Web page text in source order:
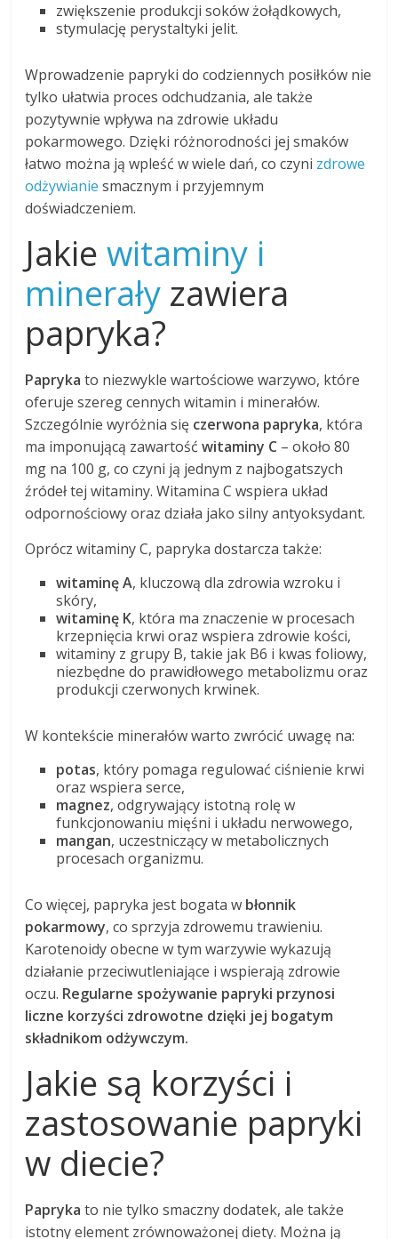
zwiększenie produkcji soków żołądkowych,
stymulację perystaltyki jelit.
Wprowadzenie papryki do codziennych posiłków nie
tylko ułatwia proces odchudzania, ale także
pozytywnie wpływa na zdrowie układu
pokarmowego. Dzięki różnorodności jej smaków
łatwo można ją wpleść w wiele dań, co czyni zdrowe
odżywianie smacznym i przyjemnym
doświadczeniem.
Jakiewitaminy i
minerały zawiera
papryka?
Papryka to niezwykle wartościowe warzywo, które
oferuje szereg cennych witamin i minerałów.
Szczególnie wyróżnia się czerwona papryka, która
ma imponującą zawartośćwitaminy C – około 80
mg na 100 g, co czyni ją jednym z najbogatszych
źródeł tej witaminy. Witamina C wspiera układ
odpornościowy oraz działa jako silny antyoksydant.
Oprócz witaminy C, papryka dostarcza także:
witaminę A, kluczową dla zdrowia wzroku i
skóry,
witaminę K, która ma znaczenie w procesach
krzepnięcia krwi oraz wspiera zdrowie kości,
witaminy z grupy B, takie jak B6 i kwas foliowy,
niezbędne do prawidłowego metabolizmu oraz
produkcji czerwonych krwinek.
W kontekście minerałów warto zwrócić uwagę na:
potas, który pomaga regulować ciśnienie krwi
oraz wspiera serce,
magnez, odgrywający istotną rolę w
funkcjonowaniu mięśni i układu nerwowego,
mangan, uczestniczący w metabolicznych
procesach organizmu.
Co więcej, papryka jest bogata w błonnik
pokarmowy, co sprzyja zdrowemu trawieniu.
Karotenoidy obecne w tym warzywie wykazują
działanie przeciwutleniające i wspierają zdrowie
oczu. Regularne spożywanie papryki przynosi
liczne korzyści zdrowotne dzięki jej bogatym
składnikom odżywczym.
Jakie są korzyści i
zastosowanie papryki
w diecie?
Papryka to nie tylko smaczny dodatek, ale także
istotny element zrównoważonej diety. Można ją